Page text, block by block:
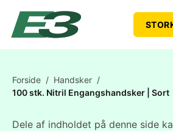
Forside / Handsker /
100 stk. Nitril Engangshandsker | Sort
Dele af indholdet på denne side